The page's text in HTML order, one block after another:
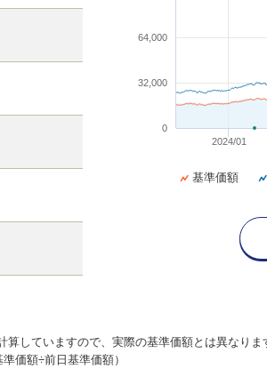
2024/01
0
32,000
64,000
基準価額
していますので、実際の基準価額とは異なりま
価額÷前日基準価額）